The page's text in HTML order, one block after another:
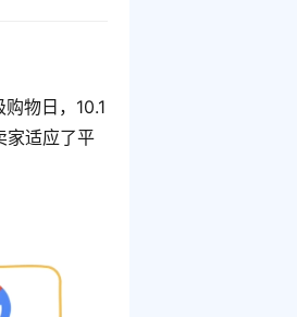
物日，10.1
家适应了平